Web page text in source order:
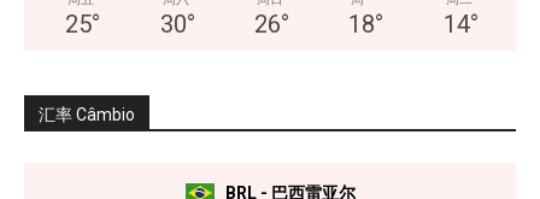
25° 30° 26° 18° 14°
汇率 Câmbio
BRL - 巴西雷亚尔